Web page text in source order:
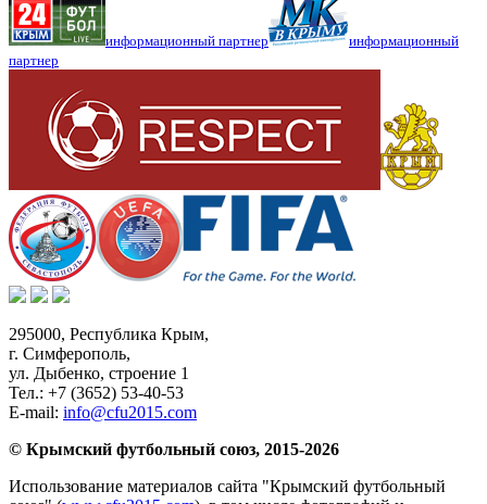
информационный партнер
информационный
партнер
295000, Республика Крым,
г. Симферополь,
ул. Дыбенко, строение 1
Тел.: +7 (3652) 53-40-53
E-mail: info@cfu2015.com
© Крымский футбольный союз, 2015-2026
Использование материалов сайта "Крымский футбольный